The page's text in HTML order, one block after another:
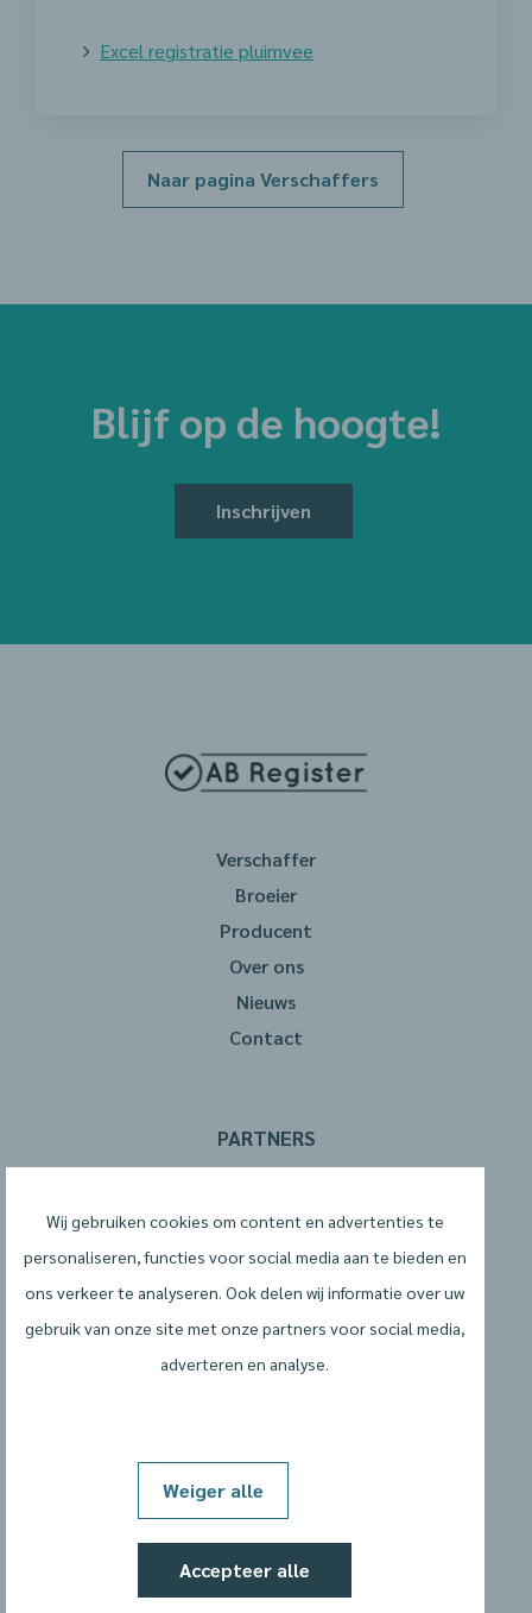
Excel registratie pluimvee
Naar pagina Verschaffers
Blijf op de hoogte!
Inschrijven
Verschaffer
Broeier
Producent
Over ons
Nieuws
Contact
PARTNERS
Privacyverklaring
Cookiebeleid
Cookievoorkeuren wijzigen
Wij gebruiken cookies om content en advertenties te
personaliseren, functies voor social media aan te bieden en
ons verkeer te analyseren. Ook delen wij informatie over uw
gebruik van onze site met onze partners voor social media,
adverteren en analyse.
Weiger alle
Accepteer alle